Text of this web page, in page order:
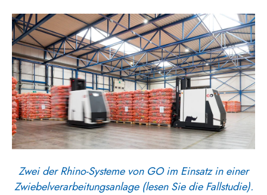
Zwei der Rhino-Systeme von GO im Einsatz in einer
Zwiebelverarbeitungsanlage (lesen Sie die Fallstudie).